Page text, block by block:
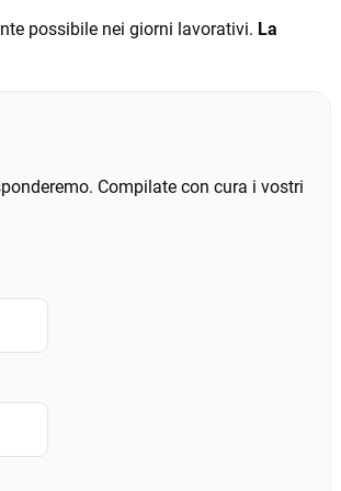
possibile nei giorni lavorativi. La
Compilate con cura i vostri